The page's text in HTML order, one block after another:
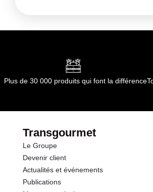
Kilojoules
dont Acides gras saturés
dont Sucres
Fibres
Protéines
Plus de 30 000 produits qui font la différence
Transgourmet
Le Groupe
Devenir client
Actualités et événements
Publications